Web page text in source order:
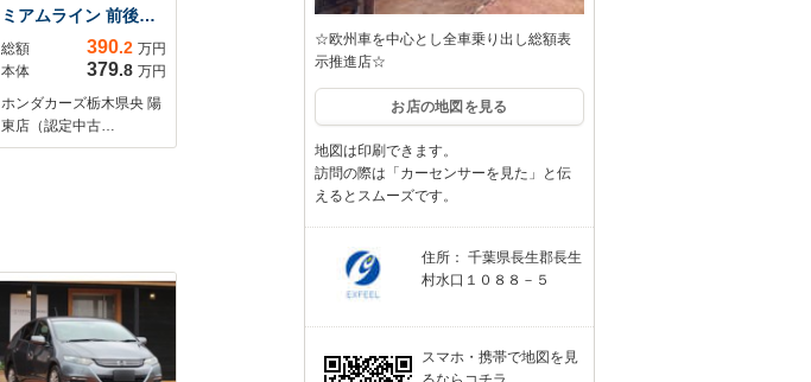
ミアムライン 前後ド
ラレコ/ETC(2.0)/バッ
クカメラ/両側パワー
スライド/ハンドルカ
バー(社外)/ホンダセ
ンシング/衝突軽減ブ
総額 390.2 万円
本体
379.8 万円
ホンダカーズ栃木県央 陽
東店（認定中古…
☆欧州車を中心とし全車乗り出し総額表
示推進店☆
お店の地図を見る
地図は印刷できます。
訪問の際は「カーセンサーを見た」と伝
えるとスムーズです。
住所： 千葉県長生郡長生
村水口１０８８－５
スマホ・携帯で地図を見